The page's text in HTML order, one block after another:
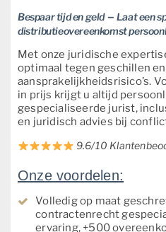
Bespaar tijd en geld– Laat een
distributieovereenkomst
Met onze juridische
optimaal tegen geschillen en
aansprakelijkheidsrisico’s.
in prijs krijgt u altijd
gespecialiseerde jurist,
en juridisch advies bij
9.6/10
Onze voordelen:
Volledig op maat
contractenrecht
ervaring, +500